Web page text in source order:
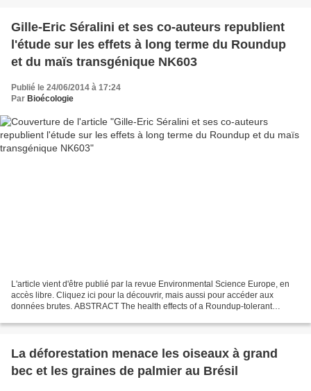
Gille-Eric Séralini et ses co-auteurs republient
l'étude sur les effets à long terme du Roundup
et du maïs transgénique NK603
Publié le 24/06/2014 à 17:24
Par Bioécologie
L'article vient d'être publié par la revue Environmental Science Europe, en
accès libre. Cliquez ici pour la découvrir, mais aussi pour accéder aux
données brutes. ABSTRACT The health effects of a Roundup-tolerant
La déforestation menace les oiseaux à grand
bec et les graines de palmier au Brésil